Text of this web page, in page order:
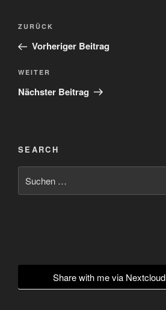
Beitragsnavigation
Vorheriger
Beitrag
ZURÜCK
Vorheriger Beitrag
Nächster
Beitrag
WEITER
Nächster Beitrag
SEARCH
nach:
Share with me via Nextcloud